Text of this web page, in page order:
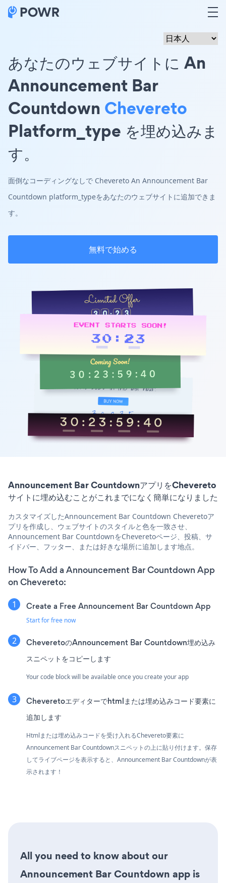
あなたのウェブサイトに An
Announcement Bar
Countdown Chevereto
Platform_type を埋め込みま
す。
面倒なコーディングなしで Chevereto An Announcement Bar
Countdown platform_typeをあなたのウェブサイトに追加できま
す。
無料で始める
Announcement Bar CountdownアプリをChevereto
サイトに埋め込むことがこれまでになく簡単になりました
カスタマイズしたAnnouncement Bar Countdown Cheveretoア
プリを作成し、ウェブサイトのスタイルと色を一致させ、
Announcement Bar CountdownをCheveretoページ、投稿、サ
イドバー、フッター、または好きな場所に追加します地点。
How To Add a Announcement Bar Countdown App
on Chevereto:
Create a Free Announcement Bar Countdown App
Start for free now
CheveretoのAnnouncement Bar Countdown埋め込み
スニペットをコピーします
Your code block will be available once you create your app
Cheveretoエディターでhtmlまたは埋め込みコード要素に
追加します
Htmlまたは埋め込みコードを受け入れるChevereto要素に
Announcement Bar Countdownスニペットの上に貼り付けます。保存
してライブページを表示すると、Announcement Bar Countdownが表
示されます！
All you need to know about our
Announcement Bar Countdown app is